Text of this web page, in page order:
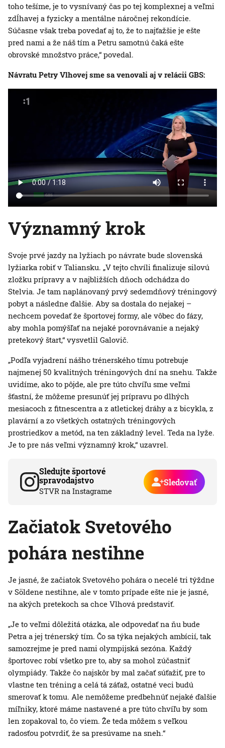
toho tešíme, je to vysnívaný čas po tej komplexnej a veľmi
zdĺhavej a fyzicky a mentálne náročnej rekondície.
Súčasne však treba povedať aj to, že to najťažšie je ešte
pred nami a že náš tím a Petru samotnú čaká ešte
obrovské množstvo práce,“ povedal.
Návratu Petry Vlhovej sme sa venovali aj v relácii GBS:
Významný krok
Svoje prvé jazdy na lyžiach po návrate bude slovenská
lyžiarka robiť v Taliansku. „V tejto chvíli finalizuje silovú
zložku prípravy a v najbližších dňoch odchádza do
Stelvia. Je tam naplánovaný prvý sedemdňový tréningový
pobyt a následne ďalšie. Aby sa dostala do nejakej –
nechcem povedať že športovej formy, ale vôbec do fázy,
aby mohla pomýšľať na nejaké porovnávanie a nejaký
pretekový štart,“ vysvetlil Galovič.
„Podľa vyjadrení nášho trénerského tímu potrebuje
najmenej 50 kvalitných tréningových dní na snehu. Takže
uvidíme, ako to pôjde, ale pre túto chvíľu sme veľmi
šťastní, že môžeme presunúť jej prípravu po dlhých
mesiacoch z fitnescentra a z atletickej dráhy a z bicykla, z
plavární a zo všetkých ostatných tréningových
prostriedkov a metód, na ten základný level. Teda na lyže.
Je to pre nás veľmi významný krok,“ uzavrel.
Sledujte športové
spravodajstvo
STVR na Instagrame
Sledovať
Začiatok Svetového
pohára nestihne
Je jasné, že začiatok Svetového pohára o necelé tri týždne
v Söldene nestihne, ale v tomto prípade ešte nie je jasné,
na akých pretekoch sa chce Vlhová predstaviť.
„Je to veľmi dôležitá otázka, ale odpovedať na ňu bude
Petra a jej trénerský tím. Čo sa týka nejakých ambícií, tak
samozrejme je pred nami olympijská sezóna. Každý
športovec robí všetko pre to, aby sa mohol zúčastniť
olympiády. Takže čo najskôr by mal začať súťažiť, pre to
vlastne ten tréning a celá tá záťaž, ostatné veci budú
smerovať k tomu. Ale nemôžeme predbehnúť nejaké ďalšie
míľniky, ktoré máme nastavené a pre túto chvíľu by som
len zopakoval to, čo viem. Že teda môžem s veľkou
radosťou potvrdiť, že sa presúvame na sneh.“